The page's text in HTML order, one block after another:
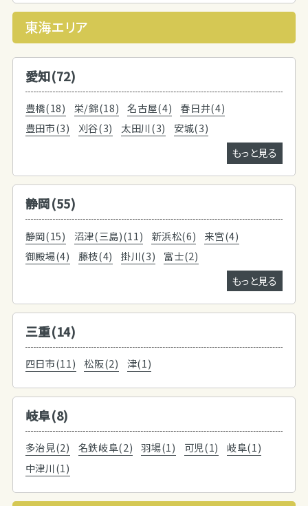
東海エリア
愛知(72)
豊橋(18) 栄/錦(18) 名古屋(4)
春日井(4)
豊田市(3)
刈谷(3) 太田川(3)
安城(3)
もっと見る
静岡(55)
静岡(15) 沼津(三島)(11) 新浜松(6)
来宮(4)
御殿場(4)
藤枝(4) 掛川(3)
富士(2)
もっと見る
三重(14)
四日市(11) 松阪(2) 津(1)
岐阜(8)
多治見(2) 名鉄岐阜(2) 羽場(1) 可児(1)
岐阜(1)
中津川(1)